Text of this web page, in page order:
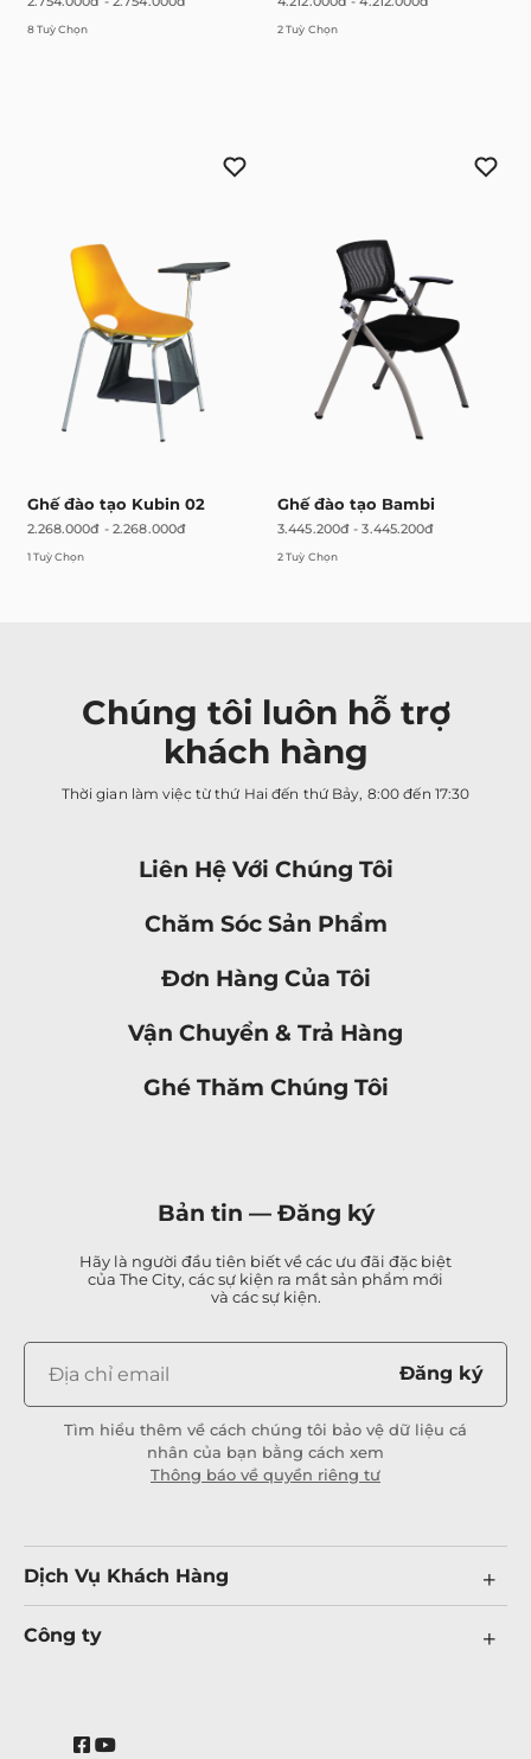
8 Tuỳ Chọn 2 Tuỳ Chọn
Ghế đào tạo Kubin 02
2.268.000đ - 2.268.000đ
1 Tuỳ Chọn
Ghế đào tạo Bambi
3.445.200đ -3.445.200đ
2 Tuỳ Chọn
Chúng tôi luôn hỗ trợ
khách hàng
Thời gian làm việc từ thứ Hai đến thứ Bảy, 8:00 đến 17:30
Liên Hệ Với Chúng Tôi
Chăm Sóc Sản Phẩm
Đơn Hàng Của Tôi
Vận Chuyển & Trả Hàng
Ghé Thăm Chúng Tôi
Bản tin — Đăng ký
Hãy là người đầu tiên biết về các ưu đãi đặc biệt
của The City, các sự kiện ra mắt sản phẩm mới
và các sự kiện.
Đăng ký
Tìm hiểu thêm về cách chúng tôi bảo vệ dữ liệu cá
nhân của bạn bằng cách xem
Thông báo về quyền riêng tư
Dịch Vụ Khách Hàng
Công ty